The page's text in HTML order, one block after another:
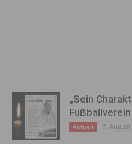
„Sein
Aktuell 7.